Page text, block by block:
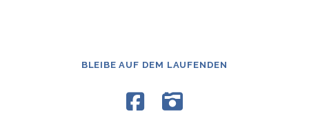
BLEIBE AUF DEM LAUFENDEN